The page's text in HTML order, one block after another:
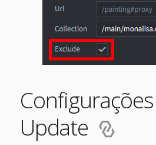
Update